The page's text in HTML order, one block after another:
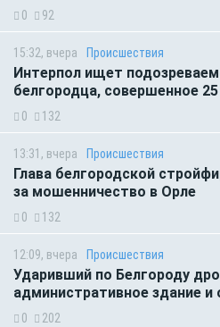
0 92
15:32, вчера Происшествия
Интерпол ищет
белгородца, совершенное
0 132
13:31, вчера Происшествия
Глава белгородской
за мошенничество в Орле
0 132
12:09, вчера Происшествия
Ударивший по Белгороду
административное здание и
0 202